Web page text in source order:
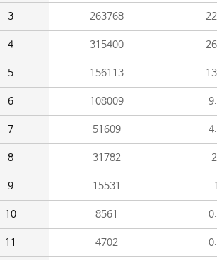
3 263768
4 315400
5 156113
6 108009
7 51609
8 31782
9 15531
10 8561
11 4702